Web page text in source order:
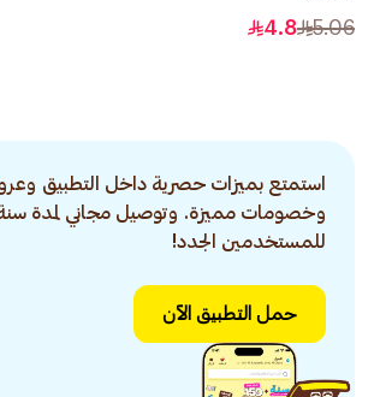
5.06
4.8
استمتع بميزات حصرية داخل التطبيق
وخصومات مميزة. وتوصيل مجاني لمدة
للمستخدمين الجدد!
حمل التطبيق الآن